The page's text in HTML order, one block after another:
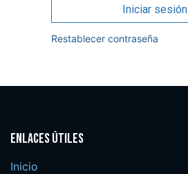
Iniciar sesión
Restablecer contraseña
Enlaces útiles
Inicio